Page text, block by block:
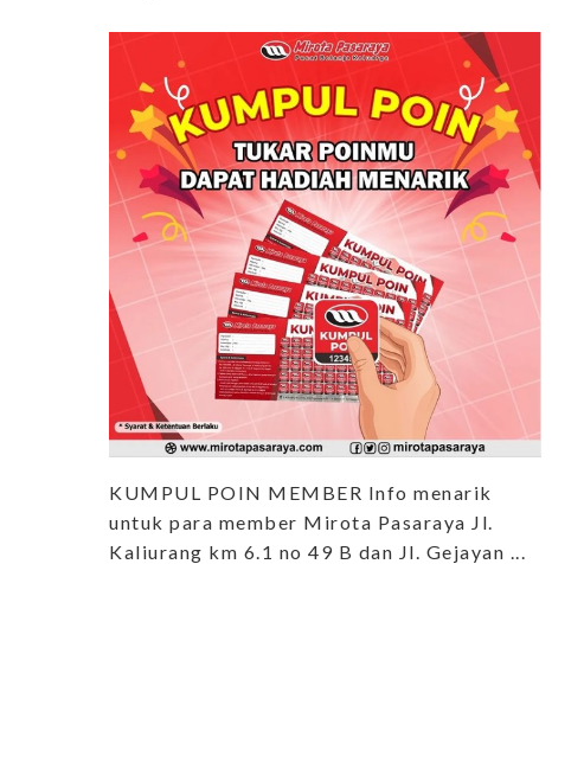
KUMPUL POIN MEMBER Info menarik
untuk para member Mirota Pasaraya Jl.
Kaliurang km 6.1 no 49 B dan Jl. Gejayan ...